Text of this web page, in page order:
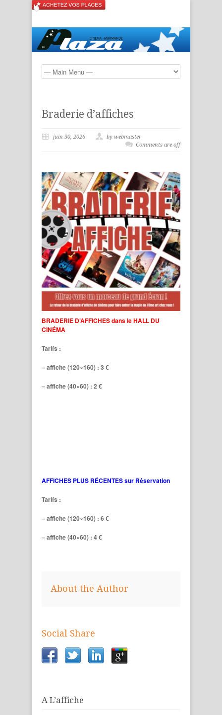
Braderie d’affiches
juin 30, 2026
by webmaster
Comments are off
BRADERIE D’AFFICHES dans le HALL DU
CINÉMA
Tarifs :
– affiche (120×160) : 3 €
– affiche (40×60) : 2 €
AFFICHES PLUS RÉCENTES sur Réservation
Tarifs :
– affiche (120×160) : 6 €
– affiche (40×60) : 4 €
About the Author
Social Share
A L’affiche